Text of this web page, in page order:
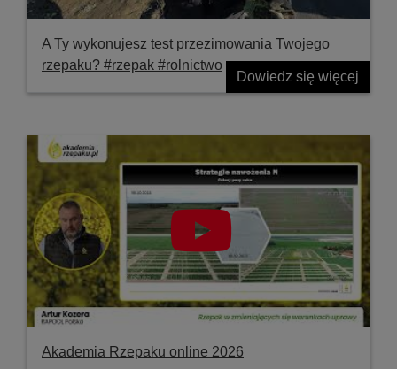
A Ty wykonujesz test przezimowania Twojego
rzepaku? #rzepak #rolnictwo
Dowiedz się więcej
Akademia Rzepaku online 2026